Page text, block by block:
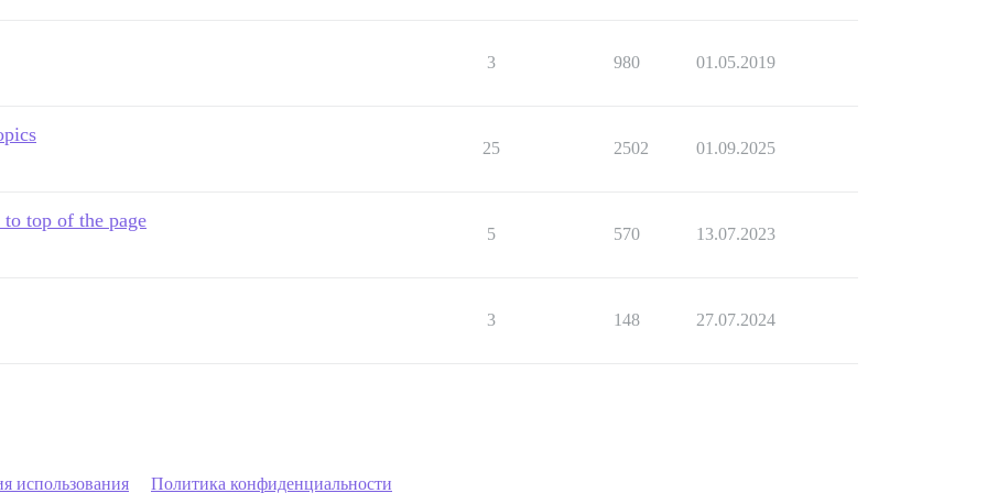
3 980 01.05.2019
25 2502 01.09.2025
top of the page
5 570 13.07.2023
3 148 27.07.2024
использования Политика конфиденциальности